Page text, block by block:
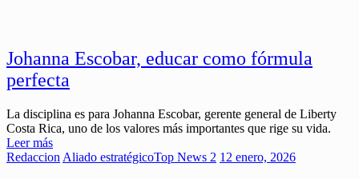
Johanna Escobar, educar como fórmula
perfecta
La disciplina es para Johanna Escobar, gerente general de Liberty
Costa Rica, uno de los valores más importantes que rige su vida.
Leer más
Redaccion Aliado estratégicoTop News 2 12 enero, 2026